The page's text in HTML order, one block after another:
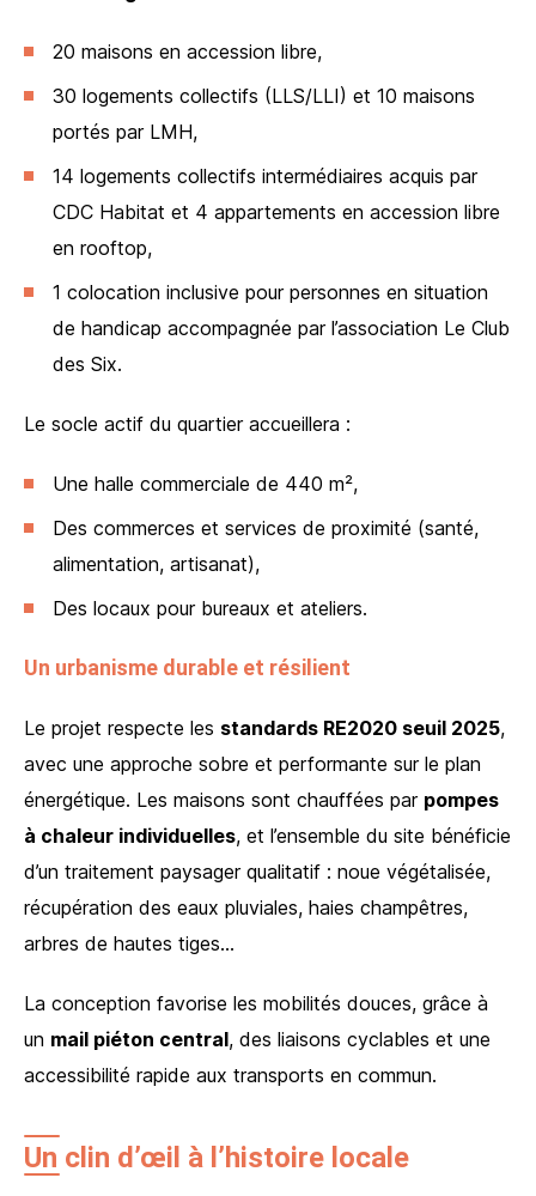
20 maisons en accession libre,
30 logements collectifs (LLS/LLI) et 10 maisons
portés par LMH,
14 logements collectifs intermédiaires acquis par
CDC Habitat et 4 appartements en accession libre
en rooftop,
1 colocation inclusive pour personnes en situation
de handicap accompagnée par l’association Le Club
des Six.
Le socle actif du quartier accueillera :
Une halle commerciale de 440 m²,
Des commerces et services de proximité (santé,
alimentation, artisanat),
Des locaux pour bureaux et ateliers.
Un urbanisme durable et résilient
Le projet respecte les standards RE2020 seuil 2025,
avec une approche sobre et performante sur le plan
énergétique. Les maisons sont chauffées par pompes
à chaleur individuelles, et l’ensemble du site bénéficie
d’un traitement paysager qualitatif : noue végétalisée,
récupération des eaux pluviales, haies champêtres,
arbres de hautes tiges…
La conception favorise les mobilités douces, grâce à
un mail piéton central, des liaisons cyclables et une
accessibilité rapide aux transports en commun.
Un clin d’œil à l’histoire locale